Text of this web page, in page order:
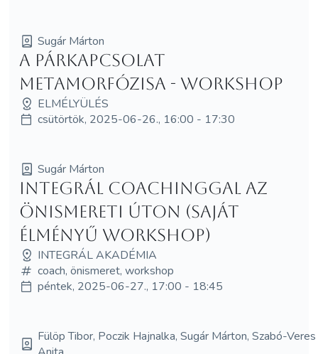
Sugár Márton
A párkapcsolat
metamorfózisa - Workshop
ELMÉLYÜLÉS
csütörtök, 2025-06-26., 16:00 - 17:30
Sugár Márton
Integrál Coachinggal az
önismereti úton (Saját
élményű workshop)
INTEGRÁL AKADÉMIA
coach, önismeret, workshop
péntek, 2025-06-27., 17:00 - 18:45
Fülöp Tibor, Poczik Hajnalka, Sugár Márton, Szabó-Veres